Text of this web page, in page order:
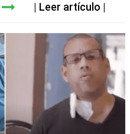
Leer artículo